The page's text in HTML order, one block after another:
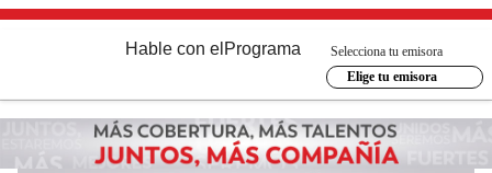
Hable con el Programa
Selecciona tu emisora
Elige tu emisora